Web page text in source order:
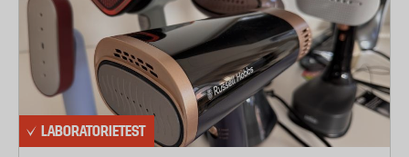
LABORATORIETEST